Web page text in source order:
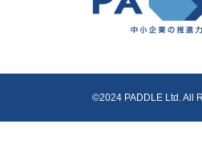
©2024 PADDLE Ltd. All